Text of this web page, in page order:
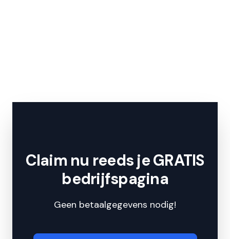
Claim nu reeds je GRATIS
bedrijfspagina
Geen betaalgegevens nodig!